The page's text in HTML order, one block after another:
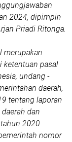
2024, dipimpin
Priadi Ritonga.
merupakan
ketentuan pasal
undang -
daerah,
tentang laporan
dan
2020
nomor